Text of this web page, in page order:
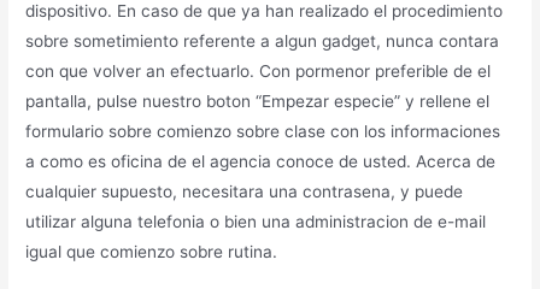
dispositivo. En caso de que ya han realizado el procedimiento
sobre sometimiento referente a algun gadget, nunca contara
con que volver an efectuarlo. Con pormenor preferible de el
pantalla, pulse nuestro boton “Empezar especie” y rellene el
formulario sobre comienzo sobre clase con los informaciones
a como es oficina de el agencia conoce de usted. Acerca de
cualquier supuesto, necesitara una contrasena, y puede
utilizar alguna telefonia o bien una administracion de e-mail
igual que comienzo sobre rutina.